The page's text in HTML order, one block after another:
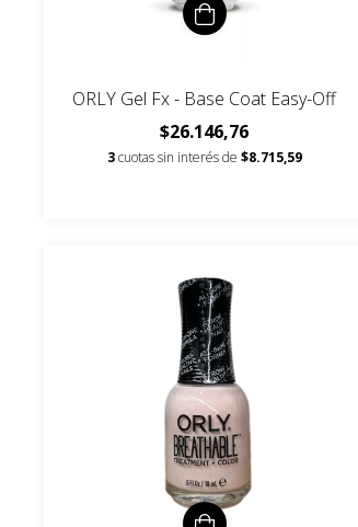
ORLY Gel Fx - Base Coat Easy-Off
$26.146,76
3cuotas sin interés de $8.715,59